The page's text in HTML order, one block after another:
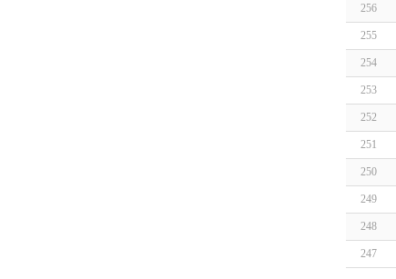
256
255
254
253
252
251
250
249
248
247